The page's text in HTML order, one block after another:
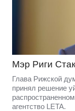
Мэр Риги
Глава Рижской
принял решение
агентство LETA.